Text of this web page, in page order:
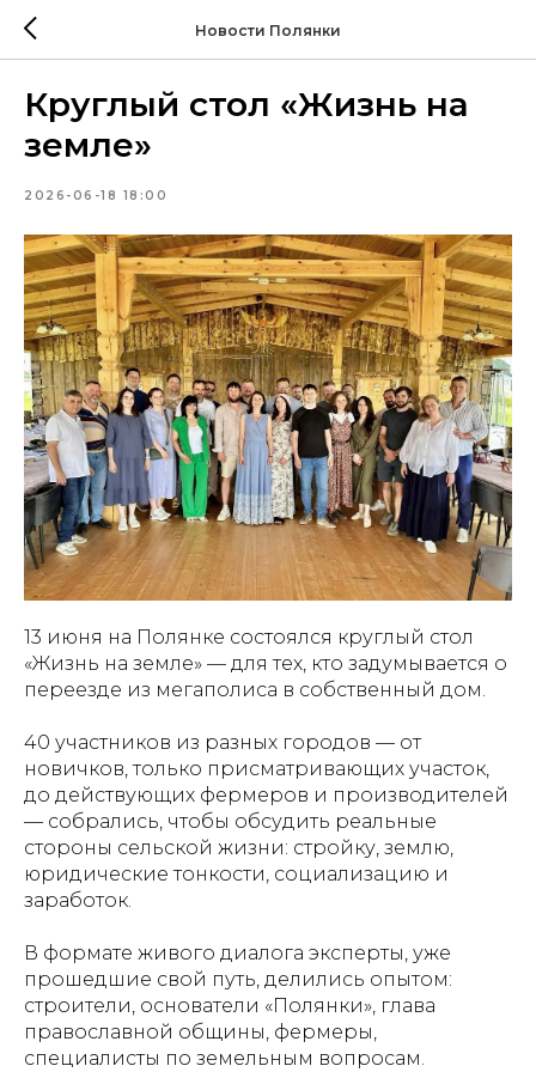
Новости Полянки
Круглый стол «Жизнь на
земле»
2026-06-18 18:00
13 июня на Полянке состоялся круглый стол
«Жизнь на земле» — для тех, кто задумывается о
переезде из мегаполиса в собственный дом.
40 участников из разных городов — от
новичков, только присматривающих участок,
до действующих фермеров и производителей
— собрались, чтобы обсудить реальные
стороны сельской жизни: стройку, землю,
юридические тонкости, социализацию и
заработок.
В формате живого диалога эксперты, уже
прошедшие свой путь, делились опытом:
строители, основатели «Полянки», глава
православной общины, фермеры,
специалисты по земельным вопросам.